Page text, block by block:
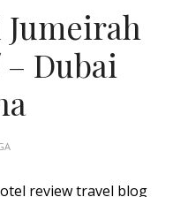
Jumeirah
– Dubai